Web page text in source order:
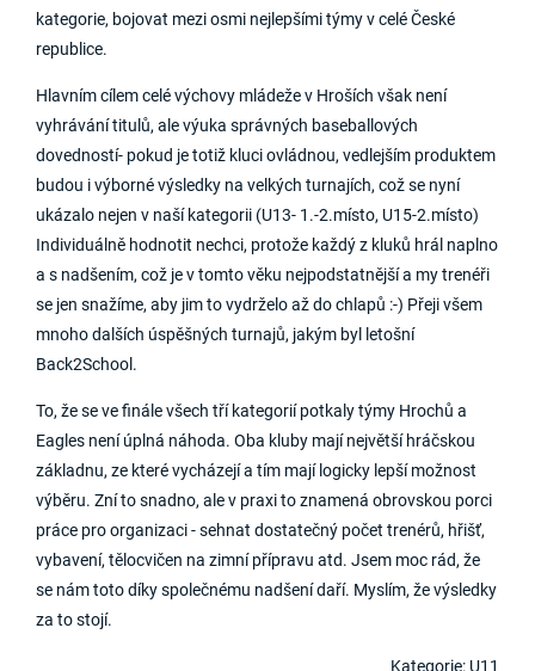
kategorie, bojovat mezi osmi nejlepšími týmy v celé České
republice.
Hlavním cílem celé výchovy mládeže v Hroších však není
vyhrávání titulů, ale výuka správných baseballových
dovedností- pokud je totiž kluci ovládnou, vedlejším produktem
budou i výborné výsledky na velkých turnajích, což se nyní
ukázalo nejen v naší kategorii (U13- 1.-2.místo, U15-2.místo)
Individuálně hodnotit nechci, protože každý z kluků hrál naplno
a s nadšením, což je v tomto věku nejpodstatnější a my trenéři
se jen snažíme, aby jim to vydrželo až do chlapů :-) Přeji všem
mnoho dalších úspěšných turnajů, jakým byl letošní
Back2School.
To, že se ve finále všech tří kategorií potkaly týmy Hrochů a
Eagles není úplná náhoda. Oba kluby mají největší hráčskou
základnu, ze které vycházejí a tím mají logicky lepší možnost
výběru. Zní to snadno, ale v praxi to znamená obrovskou porci
práce pro organizaci - sehnat dostatečný počet trenérů, hřišť,
vybavení, tělocvičen na zimní přípravu atd. Jsem moc rád, že
se nám toto díky společnému nadšení daří. Myslím, že výsledky
za to stojí.
Kategorie: U11